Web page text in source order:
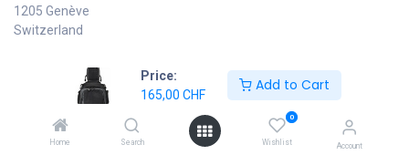
Price:
165,00 CHF
Add to Cart
Home Search
0
Wishlist Account
1205 Genève
Switzerland
Copyright © ESM SA Français
Généré par - Le #1Open Source eCommerce